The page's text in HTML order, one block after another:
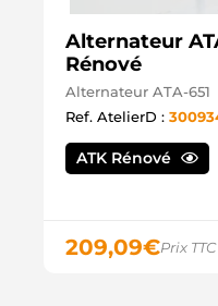
Alternateur
Rénové
Alternateur ATA-651
Ref. AtelierD :
ATK Rénové
209,09€Prix TTC